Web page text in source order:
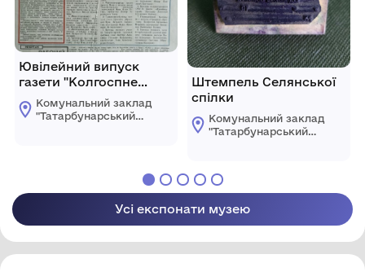
Ювілейний випуск
газети "Колгоспне
слово"
Комунальний заклад
"Татарбунарський
Штемпель Селянської
спілки
Комунальний заклад
"Татарбунарський
міської ради
Усі експонати музею